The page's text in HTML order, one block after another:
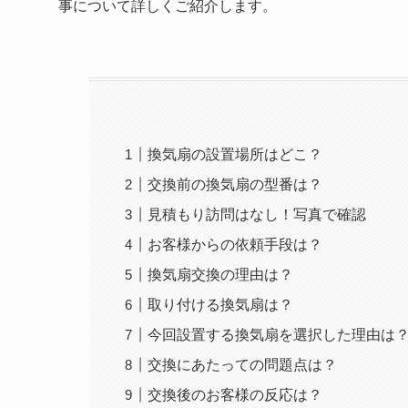
事について詳しくご紹介します。
換気扇の設置場所はどこ？
交換前の換気扇の型番は？
見積もり訪問はなし！写真で確認
お客様からの依頼手段は？
換気扇交換の理由は？
取り付ける換気扇は？
今回設置する換気扇を選択した理由は
交換にあたっての問題点は？
交換後のお客様の反応は？